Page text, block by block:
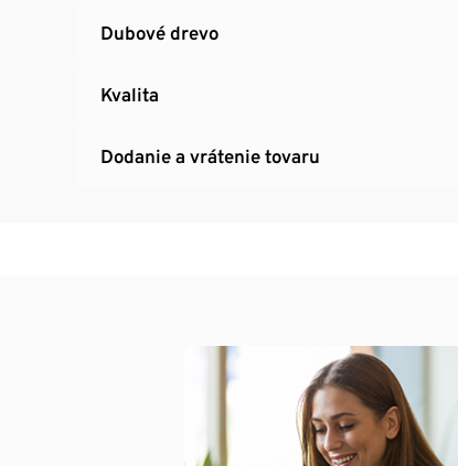
Dubové drevo
Kvalita
Dodanie a vrátenie tovaru